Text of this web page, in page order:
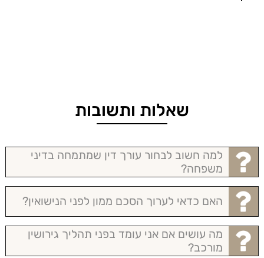
שאלות ותשובות
למה חשוב לבחור עורך דין שמתמחה בדיני
משפחה?
האם כדאי לערוך הסכם ממון לפני הנישואין?
מה עושים אם אני עומד בפני תהליך גירושין
מורכב?